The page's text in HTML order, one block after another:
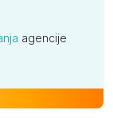
agencije